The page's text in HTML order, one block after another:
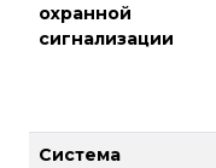
охранной
сигнализации
Система